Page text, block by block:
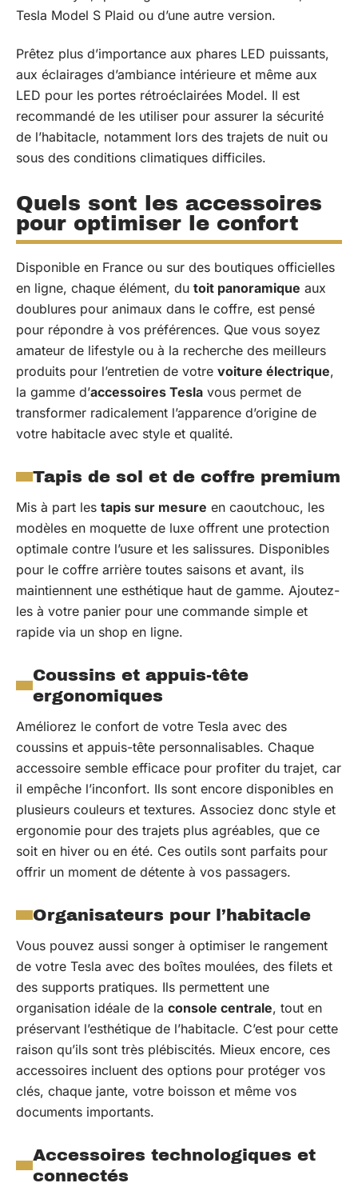
Tesla Model S Plaid ou d’une autre version.
Prêtez plus d’importance aux phares LED puissants,
aux éclairages d’ambiance intérieure et même aux
LED pour les portes rétroéclairées Model. Il est
recommandé de les utiliser pour assurer la sécurité
de l’habitacle, notamment lors des trajets de nuit ou
sous des conditions climatiques difficiles.
Quels sont les accessoires
pour optimiser le confort
Disponible en France ou sur des boutiques officielles
en ligne, chaque élément, du toit panoramique aux
doublures pour animaux dans le coffre, est pensé
pour répondre à vos préférences. Que vous soyez
amateur de lifestyle ou à la recherche des meilleurs
produits pour l’entretien de votre voiture électrique,
la gamme d’accessoires Tesla vous permet de
transformer radicalement l’apparence d’origine de
votre habitacle avec style et qualité.
Tapis de sol et de coffre premium
Mis à part les tapis sur mesure en caoutchouc, les
modèles en moquette de luxe offrent une protection
optimale contre l’usure et les salissures. Disponibles
pour le coffre arrière toutes saisons et avant, ils
maintiennent une esthétique haut de gamme. Ajoutez-
les à votre panier pour une commande simple et
rapide via un shop en ligne.
Coussins et appuis-tête
ergonomiques
Améliorez le confort de votre Tesla avec des
coussins et appuis-tête personnalisables. Chaque
accessoire semble efficace pour profiter du trajet, car
il empêche l’inconfort. Ils sont encore disponibles en
plusieurs couleurs et textures. Associez donc style et
ergonomie pour des trajets plus agréables, que ce
soit en hiver ou en été. Ces outils sont parfaits pour
offrir un moment de détente à vos passagers.
Organisateurs pour l’habitacle
Vous pouvez aussi songer à optimiser le rangement
de votre Tesla avec des boîtes moulées, des filets et
des supports pratiques. Ils permettent une
organisation idéale de la console centrale, tout en
préservant l’esthétique de l’habitacle. C’est pour cette
raison qu’ils sont très plébiscités. Mieux encore, ces
accessoires incluent des options pour protéger vos
clés, chaque jante, votre boisson et même vos
documents importants.
Accessoires technologiques et
connectés